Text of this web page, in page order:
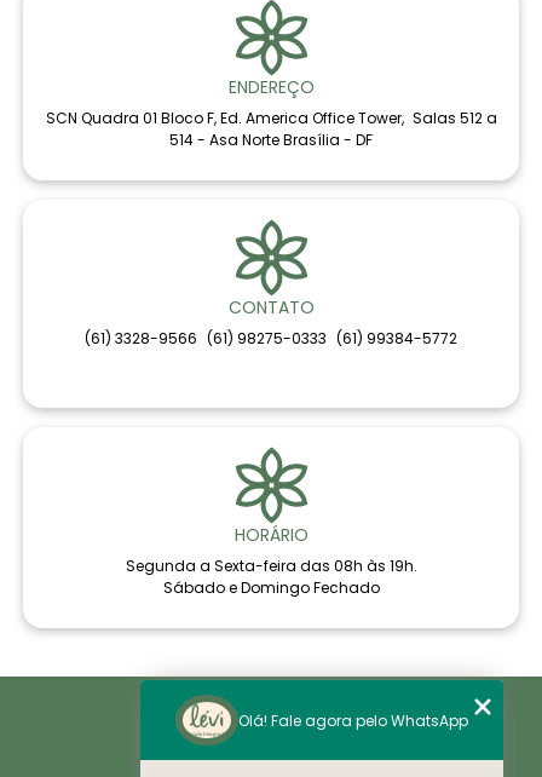
ENDEREÇO
SCN Quadra 01 Bloco F, Ed. America Office Tower, Salas 512 a
514 - Asa Norte Brasília - DF
CONTATO
(61) 3328-9566 (61) 98275-0333 (61) 99384-5772
HORÁRIO
Segunda a Sexta-feira das 08h às 19h.
Sábado e Domingo Fechado
Áreas de Saúde
Olá! Fale agora pelo WhatsApp